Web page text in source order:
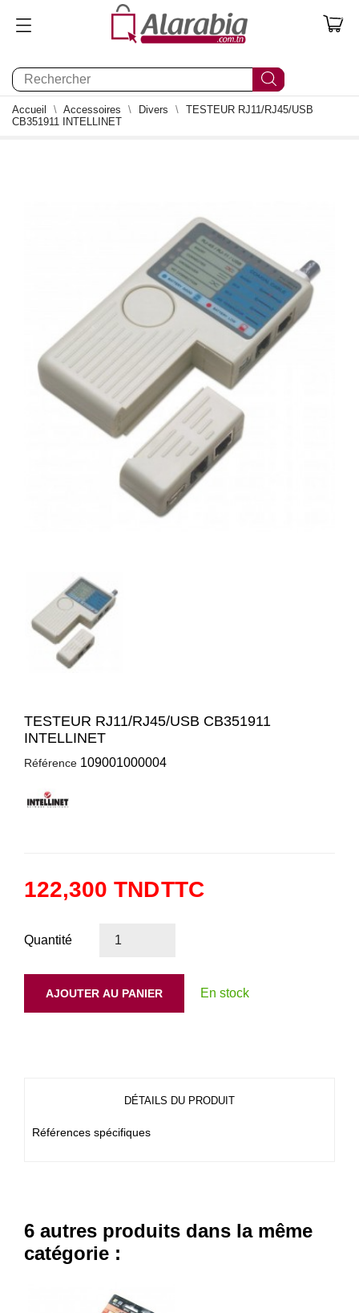
0
Accueil Accessoires Divers
TESTEUR RJ11/RJ45/USB
CB351911 INTELLINET
TESTEUR RJ11/RJ45/USB CB351911
INTELLINET
Référence 109001000004
122,300 TNDTTC
Quantité
AJOUTER AU PANIER En stock
DÉTAILS DU PRODUIT
Références spécifiques
6 autres produits dans la même
catégorie :